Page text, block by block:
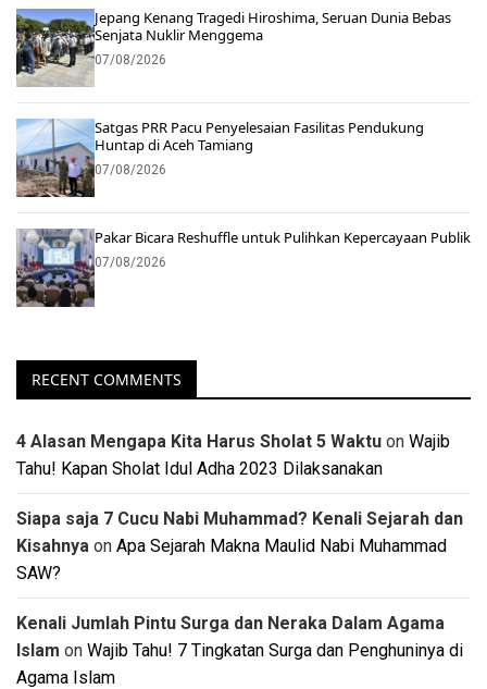
Jepang Kenang Tragedi Hiroshima, Seruan Dunia Bebas
Senjata Nuklir Menggema
07/08/2026
Satgas PRR Pacu Penyelesaian Fasilitas Pendukung
Huntap di Aceh Tamiang
07/08/2026
Pakar Bicara Reshuffle untuk Pulihkan Kepercayaan Publik
07/08/2026
RECENT COMMENTS
4 Alasan Mengapa Kita Harus Sholat 5 Waktu on Wajib
Tahu! Kapan Sholat Idul Adha 2023 Dilaksanakan
Siapa saja 7 Cucu Nabi Muhammad? Kenali Sejarah dan
Kisahnya on Apa Sejarah Makna Maulid Nabi Muhammad
SAW?
Kenali Jumlah Pintu Surga dan Neraka Dalam Agama
Islam on Wajib Tahu! 7 Tingkatan Surga dan Penghuninya di
Agama Islam